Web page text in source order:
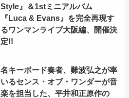
Style』＆1stミニアルバム
『Luca & Evans』を完全再現す
るワンマンライブ大阪編、開催決
定!!
名キーボード奏者、難波弘之が率
いるセンス・オブ・ワンダーが音
楽を担当した、平井和正原作の